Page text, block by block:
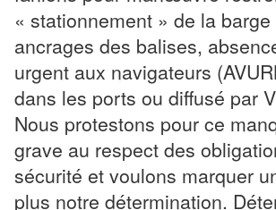
« stationnement » de la
ancrages des balises,
urgent aux navigateurs
dans les ports ou diffusé par
Nous protestons pour ce
grave au respect des
sécurité et voulons marquer
plus notre détermination.